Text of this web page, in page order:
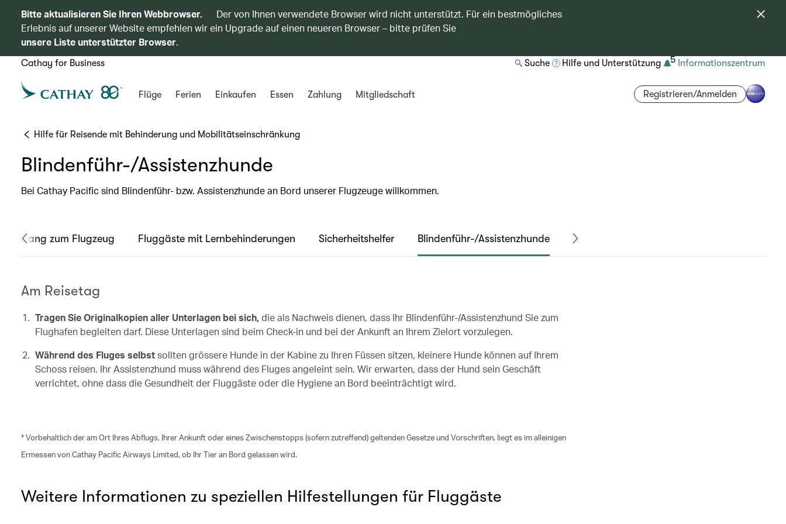
Bitte aktualisieren Sie Ihren Webbrowser.
Der von Ihnen verwendete Browser wird nicht unterstützt. Für ein bestmögliches
Erlebnis auf unserer Website empfehlen wir ein Upgrade auf einen neueren Browser – bitte prüfen Sie
unsere Liste unterstützter Browser.
Cathay for Business Suche Hilfe und Unterstützung 5 Informationszentrum
Flüge Ferien Einkaufen Essen Zahlung Mitgliedschaft Registrieren/Anmelden
Hilfe für Reisende mit Behinderung und Mobilitätseinschränkung
Blindenführ-/Assistenzhunde
Bei Cathay Pacific sind Blindenführ- bzw. Assistenzhunde an Bord unserer Flugzeuge willkommen.
Zugang zum Flugzeug Fluggäste mit Lernbehinderungen Sicherheitshelfer Blindenführ-/Assistenzhunde Fluggäste mit Sprach- oder Hörbehinderung
Am Reisetag
Tragen Sie Originalkopien aller Unterlagen bei sich, die als Nachweis dienen, dass Ihr Blindenführ-/Assistenzhund Sie zum
Flughafen begleiten darf. Diese Unterlagen sind beim Check-in und bei der Ankunft an Ihrem Zielort vorzulegen.
Während des Fluges selbstsollten grössere Hunde in der Kabine zu Ihren Füssen sitzen, kleinere Hunde können auf Ihrem
Schoss reisen. Ihr Assistenzhund muss während des Fluges angeleint sein. Wir erwarten, dass der Hund sein Geschäft
verrichtet, ohne dass die Gesundheit der Fluggäste oder die Hygiene an Bord beeinträchtigt wird.
* Vorbehaltlich der am Ort Ihres Abflugs, Ihrer Ankunft oder eines Zwischenstopps (sofern zutreffend) geltenden Gesetze und Vorschriften, liegt es im alleinigen
Ermessen von Cathay Pacific Airways Limited, ob Ihr Tier an Bord gelassen wird.
Weitere Informationen zu speziellen Hilfestellungen für Fluggäste